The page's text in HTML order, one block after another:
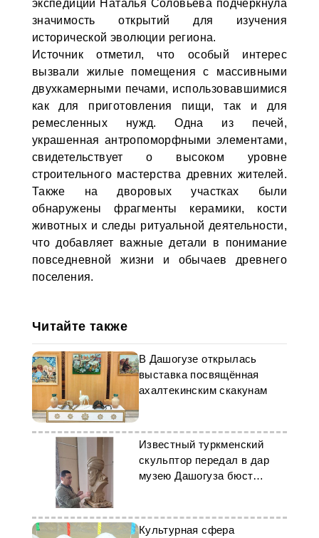
экспедиции Наталья Соловьева подчеркнула
значимость открытий для изучения
исторической эволюции региона.
Источник отметил, что особый интерес
вызвали жилые помещения с массивными
двухкамерными печами, использовавшимися
как для приготовления пищи, так и для
ремесленных нужд. Одна из печей,
украшенная антропоморфными элементами,
свидетельствует о высоком уровне
строительного мастерства древних жителей.
Также на дворовых участках были
обнаружены фрагменты керамики, кости
животных и следы ритуальной деятельности,
что добавляет важные детали в понимание
повседневной жизни и обычаев древнего
поселения.
Читайте также
В Дашогузе открылась
выставка посвящённая
ахалтекинским скакунам
Известный туркменский
скульптор передал в дар
музею Дашогуза бюст
Культурная сфера